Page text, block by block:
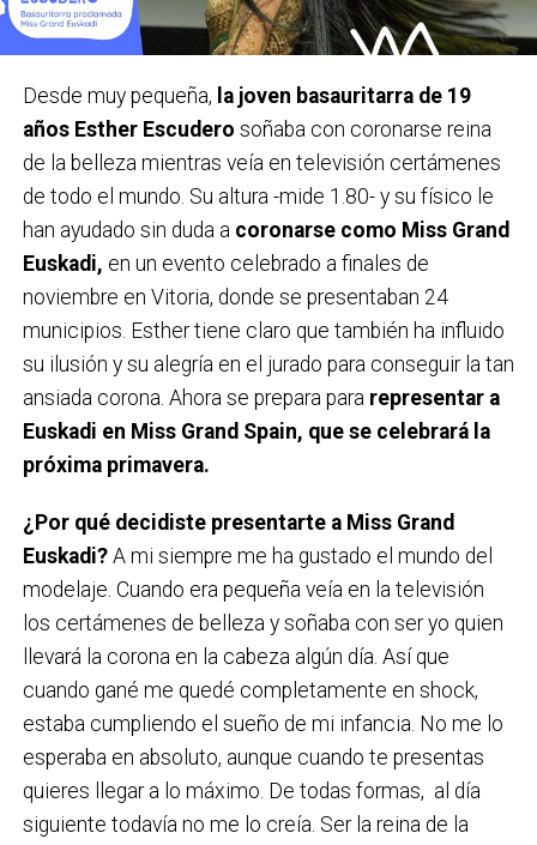
Desde muy pequeña, la joven basauritarra de 19
años Esther Escudero soñaba con coronarse reina
de la belleza mientras veía en televisión certámenes
de todo el mundo. Su altura -mide 1.80- y su físico le
han ayudado sin duda a coronarse como Miss Grand
Euskadi, en un evento celebrado a finales de
noviembre en Vitoria, donde se presentaban 24
municipios. Esther tiene claro que también ha influido
su ilusión y su alegría en el jurado para conseguir la tan
ansiada corona. Ahora se prepara para representar a
Euskadi en Miss Grand Spain, que se celebrará la
próxima primavera.
¿Por qué decidiste presentarte a Miss Grand
Euskadi?A mi siempre me ha gustado el mundo del
modelaje. Cuando era pequeña veía en la televisión
los certámenes de belleza y soñaba con ser yo quien
llevará la corona en la cabeza algún día. Así que
cuando gané me quedé completamente en shock,
estaba cumpliendo el sueño de mi infancia. No me lo
esperaba en absoluto, aunque cuando te presentas
quieres llegar a lo máximo. De todas formas, al día
siguiente todavía no me lo creía. Ser la reina de la